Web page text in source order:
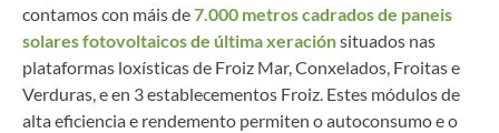
contamos con máis de7.000 metros cadrados de paneis
solares fotovoltaicos de última xeraciónsituados nas
plataformas loxísticas de Froiz Mar, Conxelados, Froitas e
Verduras, e en 3 establecementos Froiz. Estes módulos de
alta eficiencia e rendemento permiten o autoconsumo e o